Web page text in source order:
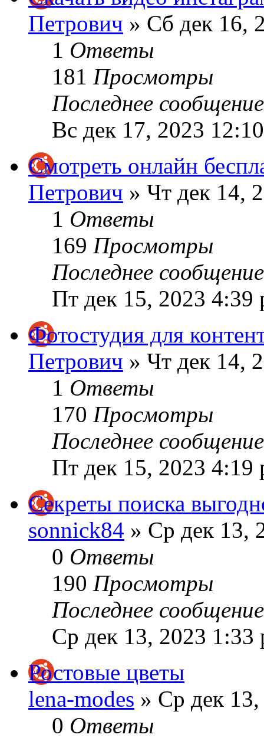
Петрович » Сб дек 16,
1 Ответы
181 Просмотры
Последнее
Вс дек 17, 2023
Смотреть онлайн
Петрович » Чт дек 14,
1 Ответы
169 Просмотры
Последнее
Пт дек 15, 2023 4:39
Фотостудия для
Петрович » Чт дек 14,
1 Ответы
170 Просмотры
Последнее
Пт дек 15, 2023 4:19
Секреты поиска
sonnick84 » Ср дек 13,
0 Ответы
190 Просмотры
Последнее
Ср дек 13, 2023 1:33
Ростовые цветы
lena-modes » Ср дек
0 Ответы